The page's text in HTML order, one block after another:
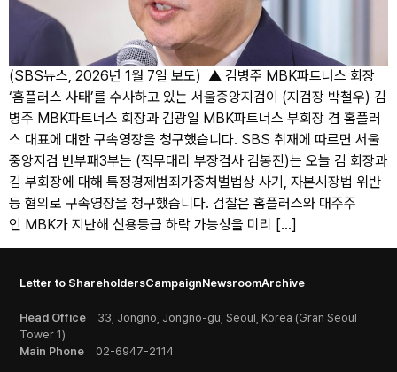
(SBS뉴스, 2026년 1월 7일 보도) ▲ 김병주 MBK파트너스 회장
‘홈플러스 사태’를 수사하고 있는 서울중앙지검이 (지검장 박철우) 김
병주 MBK파트너스 회장과 김광일 MBK파트너스 부회장 겸 홈플러
스 대표에 대한 구속영장을 청구했습니다. SBS 취재에 따르면 서울
중앙지검 반부패3부는 (직무대리 부장검사 김봉진)는 오늘 김 회장과
김 부회장에 대해 특정경제범죄가중처벌법상 사기, 자본시장법 위반
등 혐의로 구속영장을 청구했습니다. 검찰은 홈플러스와 대주주
인 MBK가 지난해 신용등급 하락 가능성을 미리 […]
Letter to ShareholdersCampaignNewsroomArchive
Head Office
33, Jongno, Jongno-gu, Seoul, Korea (Gran Seoul
Tower 1)
Main Phone
02-6947-2114